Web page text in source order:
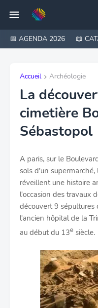
📅 AGENDA 2026 📖
Accueil Archéologie
La
cimetière
Sébastopol
A paris, sur le
sols d'un
réveillent une histoire
l'occasion des travaux
découvert 9 sépultures
l'ancien hôpital de la
au début du 13e siècle.